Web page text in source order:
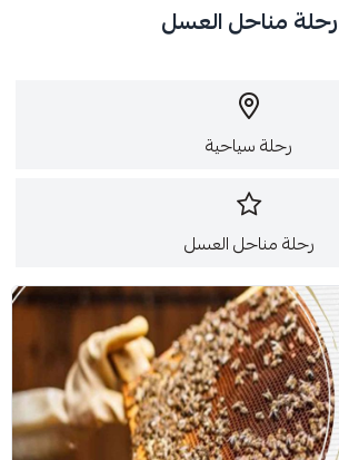
رحلة مناحل العسل
رحلة سياحية
رحلة مناحل العسل